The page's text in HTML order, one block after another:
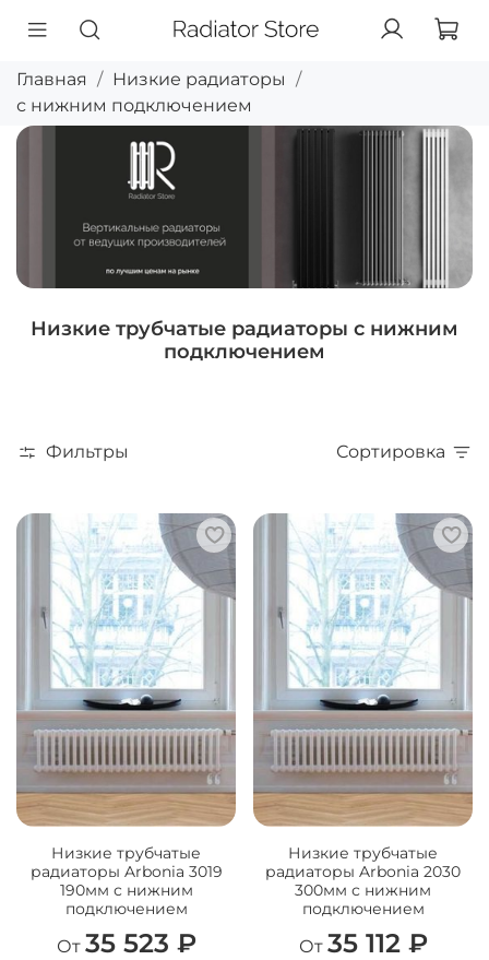
Главная
Низкие радиаторы
с нижним подключением
Низкие трубчатые радиаторы с нижним
подключением
Фильтры Сортировка
Низкие трубчатые
радиаторы Arbonia 3019
190мм с нижним
подключением
От 35 523 ₽
Низкие трубчатые
радиаторы Arbonia 2030
300мм с нижним
подключением
От 35 112 ₽